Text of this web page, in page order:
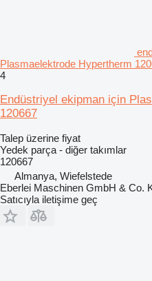
Plasmaelektrode Hypertherm
4
Endüstriyel ekipman için
120667
Talep üzerine fiyat
Yedek parça - diğer takımlar
120667
Almanya, Wiefelstede
Eberlei Maschinen GmbH & Co.
Satıcıyla iletişime geç